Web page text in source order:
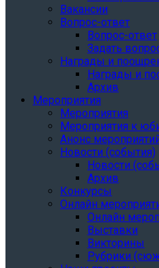
Вакансии
Вопрос-ответ
Вопрос-ответ
Задать
Награды и
Награды и
Архив
Мероприятия
Мероприятия
Мероприятия к
Анонс
Новости (события)
Новости
Архив
Конкурсы
Онлайн
Онлайн
Выставки
Викторины
Рубрики